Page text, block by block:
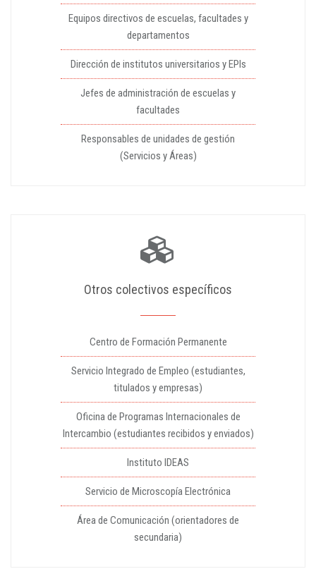
Equipos directivos de escuelas, facultades y
departamentos
Dirección de institutos universitarios y EPIs
Jefes de administración de escuelas y
facultades
Responsables de unidades de gestión
(Servicios y Áreas)
Otros colectivos específicos
Centro de Formación Permanente
Servicio Integrado de Empleo (estudiantes,
titulados y empresas)
Oficina de Programas Internacionales de
Intercambio (estudiantes recibidos y enviados)
Instituto IDEAS
Servicio de Microscopía Electrónica
Área de Comunicación (orientadores de
secundaria)